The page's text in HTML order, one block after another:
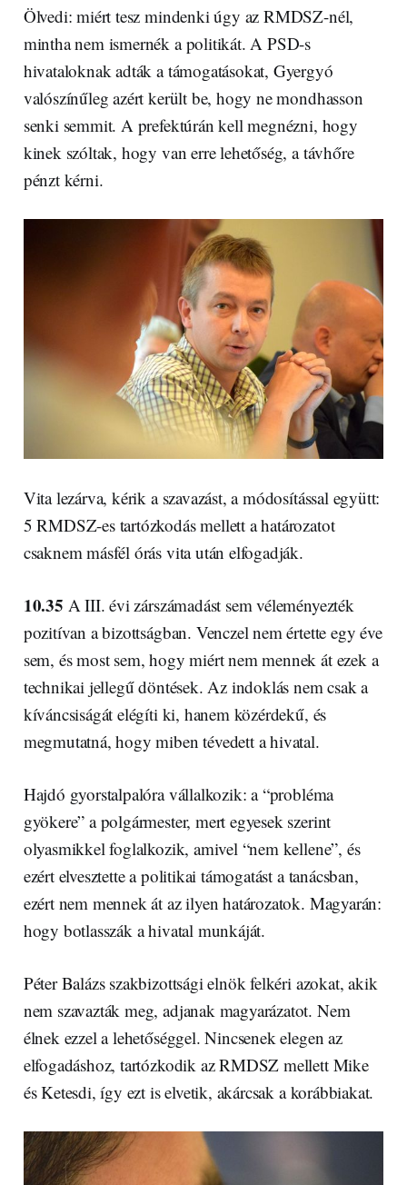
Ölvedi: miért tesz mindenki úgy az RMDSZ-nél,
mintha nem ismernék a politikát. A PSD-s
hivataloknak adták a támogatásokat, Gyergyó
valószínűleg azért került be, hogy ne mondhasson
senki semmit. A prefektúrán kell megnézni, hogy
kinek szóltak, hogy van erre lehetőség, a távhőre
pénzt kérni.
Vita lezárva, kérik a szavazást, a módosítással együtt:
5 RMDSZ-es tartózkodás mellett a határozatot
csaknem másfél órás vita után elfogadják.
10.35 A III. évi zárszámadást sem véleményezték
pozitívan a bizottságban. Venczel nem értette egy éve
sem, és most sem, hogy miért nem mennek át ezek a
technikai jellegű döntések. Az indoklás nem csak a
kíváncsiságát elégíti ki, hanem közérdekű, és
megmutatná, hogy miben tévedett a hivatal.
Hajdó gyorstalpalóra vállalkozik: a “probléma
gyökere” a polgármester, mert egyesek szerint
olyasmikkel foglalkozik, amivel “nem kellene”, és
ezért elvesztette a politikai támogatást a tanácsban,
ezért nem mennek át az ilyen határozatok. Magyarán:
hogy botlasszák a hivatal munkáját.
Péter Balázs szakbizottsági elnök felkéri azokat, akik
nem szavazták meg, adjanak magyarázatot. Nem
élnek ezzel a lehetőséggel. Nincsenek elegen az
elfogadáshoz, tartózkodik az RMDSZ mellett Mike
és Ketesdi, így ezt is elvetik, akárcsak a korábbiakat.